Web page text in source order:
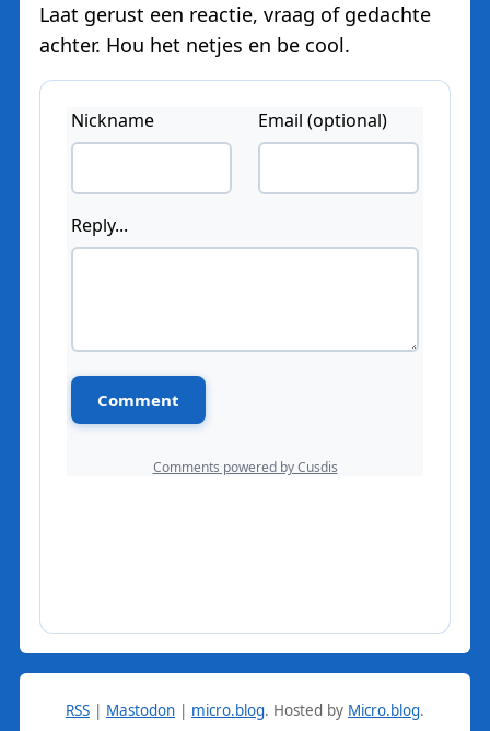
Laat gerust een reactie, vraag of gedachte
achter. Hou het netjes en be cool.
RSS Mastodon micro.blog. Hosted by Micro.blog.